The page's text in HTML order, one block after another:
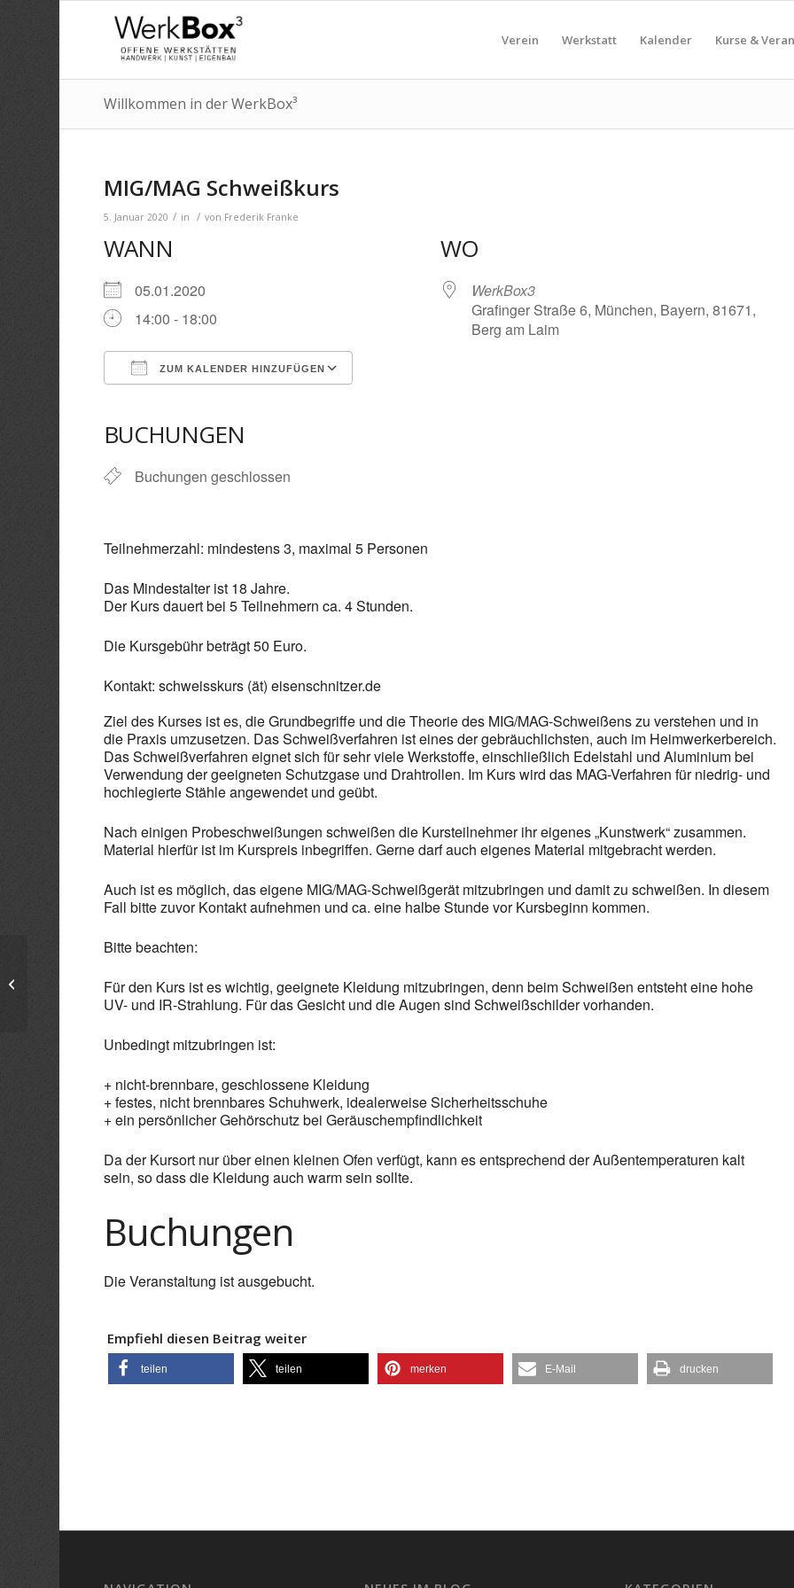
Verein Werkstatt Kalender Kurse &
Willkommen in der WerkBox³
MIG/MAG Schweißkurs
5. Januar 2020 / in / von Frederik Franke
WANN
05.01.2020
14:00 - 18:00
ZUM KALENDER HINZUFÜGEN
BUCHUNGEN
Buchungen geschlossen
WO
WerkBox3
Grafinger Straße 6, München, Bayern, 81671,
Berg am Laim
Teilnehmerzahl: mindestens 3, maximal 5 Personen
Das Mindestalter ist 18 Jahre.
Der Kurs dauert bei 5 Teilnehmern ca. 4 Stunden.
Die Kursgebühr beträgt 50 Euro.
Kontakt: schweisskurs (ät) eisenschnitzer.de
Ziel des Kurses ist es, die Grundbegriffe und die Theorie des MIG/MAG-Schweißens zu verstehen und in
die Praxis umzusetzen. Das Schweißverfahren ist eines der gebräuchlichsten, auch im Heimwerkerbereich.
Das Schweißverfahren eignet sich für sehr viele Werkstoffe, einschließlich Edelstahl und Aluminium bei
Verwendung der geeigneten Schutzgase und Drahtrollen. Im Kurs wird das MAG-Verfahren für niedrig- und
hochlegierte Stähle angewendet und geübt.
Nach einigen Probeschweißungen schweißen die Kursteilnehmer ihr eigenes „Kunstwerk“ zusammen.
Material hierfür ist im Kurspreis inbegriffen. Gerne darf auch eigenes Material mitgebracht werden.
Auch ist es möglich, das eigene MIG/MAG-Schweißgerät mitzubringen und damit zu schweißen. In diesem
Fall bitte zuvor Kontakt aufnehmen und ca. eine halbe Stunde vor Kursbeginn kommen.
Bitte beachten:
Für den Kurs ist es wichtig, geeignete Kleidung mitzubringen, denn beim Schweißen entsteht eine hohe
UV- und IR-Strahlung. Für das Gesicht und die Augen sind Schweißschilder vorhanden.
Unbedingt mitzubringen ist:
+ nicht-brennbare, geschlossene Kleidung
+ festes, nicht brennbares Schuhwerk, idealerweise Sicherheitsschuhe
+ ein persönlicher Gehörschutz bei Geräuschempfindlichkeit
Da der Kursort nur über einen kleinen Ofen verfügt, kann es entsprechend der Außentemperaturen kalt
sein, so dass die Kleidung auch warm sein sollte.
Buchungen
Die Veranstaltung ist ausgebucht.
Empfiehl diesen Beitrag weiter
teilen teilen merken E-Mail drucken
Siebdruck-Einsteigerkurs